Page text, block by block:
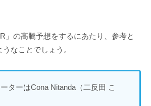
」の高騰予想をするにあたり、参考と
なことでしょう。
ターはCona Nitanda（二反田 こ